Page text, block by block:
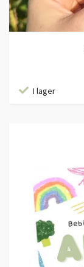
I lager